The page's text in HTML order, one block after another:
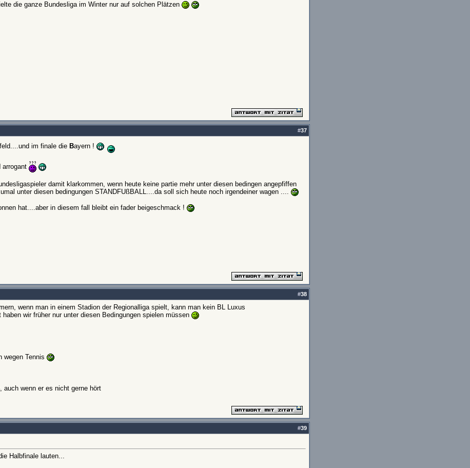
die ganze Bundesliga im Winter nur auf solchen Plätzen
#37
im finale die Bayern !
arrogant
damit klarkommen, wenn heute keine partie mehr unter diesen bedingen angepfiffen
unter diesen bedingungen STANDFUßBALL....da soll sich heute noch irgendeiner wagen ....
hat....aber in diesem fall bleibt ein fader beigeschmack !
#38
wenn man in einem Stadion der Regionalliga spielt, kann man kein BL Luxus
wir früher nur unter diesen Bedingungen spielen müssen
wegen Tennis
auch wenn er es nicht gerne hört
#39
Halbfinale lauten...